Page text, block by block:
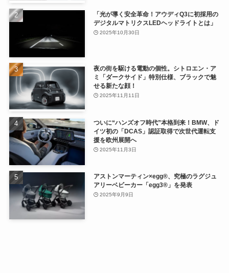
「光が導く安全革命！アウディQ3に初採用の
デジタルマトリクスLEDヘッドライトとは」
2025年10月30日
夜の街を駆ける電動の個性。シトロエン・ア
ミ「ダークサイド」特別仕様、ブラックで魅
せる新たな顔！
2025年11月11日
ついに“ハンズオフ時代”本格到来！BMW、ド
イツ初の「DCAS」認証取得で次世代運転支
援を欧州展開へ
2025年11月3日
アストンマーティン×egg®、究極のラグジュ
アリーベビーカー「egg3®」を発表
2025年9月9日